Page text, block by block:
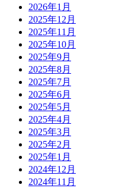
2026年1月
2025年12月
2025年11月
2025年10月
2025年9月
2025年8月
2025年7月
2025年6月
2025年5月
2025年4月
2025年3月
2025年2月
2025年1月
2024年12月
2024年11月